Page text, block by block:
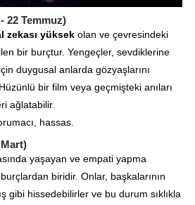
22 Temmuz)
zekası yüksekolan ve çevresindeki
bir burçtur. Yengeçler, sevdiklerine
duygusal anlarda gözyaşlarını
bir film veya geçmişteki anıları
ağlatabilir.
hassas.
Mart)
yaşayan ve empati yapma
biridir. Onlar, başkalarının
gibi hissedebilirler ve bu durum sıklıkla